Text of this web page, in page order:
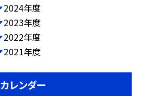
2024年度
2023年度
2022年度
2021年度
カレンダー